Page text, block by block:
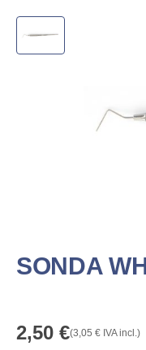
SONDA
2,50 €(3,05 € IVA incl.)